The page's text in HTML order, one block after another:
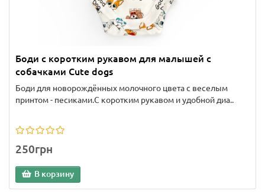
Боди с коротким рукавом для малышей с
собачками Cute dogs
Боди для новорождённых молочного цвета с веселым
принтом - песиками.С коротким рукавом и удобной диа..
250грн
В корзину